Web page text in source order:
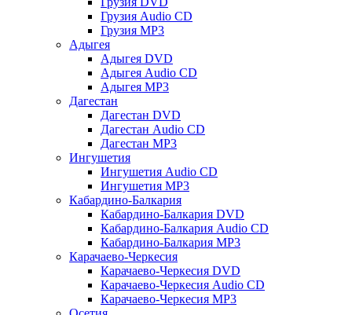
Грузия Audio CD
Грузия MP3
Адыгея
Адыгея DVD
Адыгея Audio CD
Адыгея MP3
Дагестан
Дагестан DVD
Дагестан Audio CD
Дагестан MP3
Ингушетия
Ингушетия Audio CD
Ингушетия MP3
Кабардино-Балкария
Кабардино-Балкария DVD
Кабардино-Балкария Audio CD
Кабардино-Балкария MP3
Карачаево-Черкесия
Карачаево-Черкесия DVD
Карачаево-Черкесия Audio CD
Карачаево-Черкесия MP3